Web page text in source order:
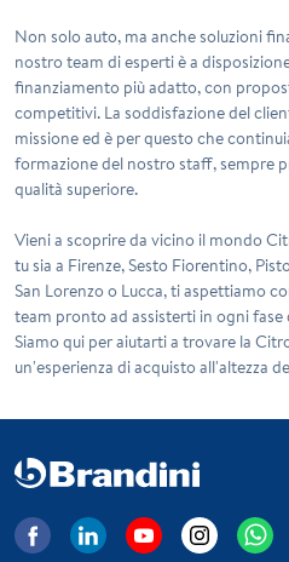
Non solo auto, ma anche soluzioni
nostro team di esperti è a
finanziamento più adatto, con
competitivi. La soddisfazione del
missione ed è per questo che
formazione del nostro staff, sempre
qualità superiore.
Vieni a scoprire da vicino il mondo
tu sia a Firenze, Sesto Fiorentino,
San Lorenzo o Lucca, ti aspettiamo
team pronto ad assisterti in ogni
Siamo qui per aiutarti a trovare la
un'esperienza di acquisto all'altezza